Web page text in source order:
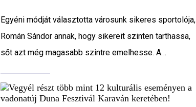
Egyéni módját választotta városunk sikeres sportolója,
Román Sándor annak, hogy sikereit szinten tarthassa,
sőt azt még magasabb szintre emelhesse. A
partneri támogatásara. Azt, hogy miről is szól ez
konkrétan, a jiu jitsu edző maga mondta el nekünk.